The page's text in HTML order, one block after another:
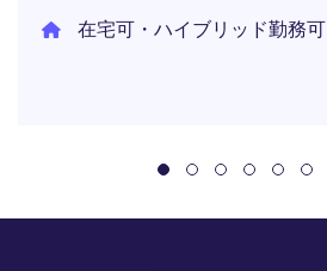
在宅可・ハイブリッド勤務可